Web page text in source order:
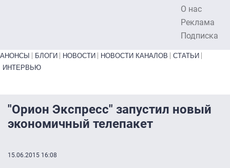
О нас
Реклама
Подписка
Primary links bottom
АНОНСЫ БЛОГИ НОВОСТИ НОВОСТИ КАНАЛОВ
СТАТЬИ
ИНТЕРВЬЮ
"Орион Экспресс" запустил новый
экономичный телепакет
15.06.2015 16:08